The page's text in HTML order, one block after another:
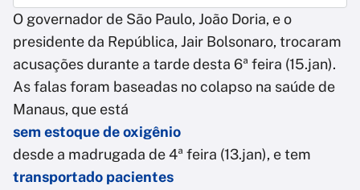
O governador de São Paulo, João Doria, e o
presidente da República, Jair Bolsonaro, trocaram
acusações durante a tarde desta 6ª feira (15.jan).
As falas foram baseadas no colapso na saúde de
Manaus, que está
sem estoque de oxigênio
desde a madrugada de 4ª feira (13.jan), e tem
transportado pacientes